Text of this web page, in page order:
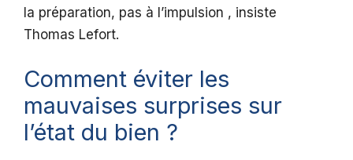
la préparation, pas à l’impulsion , insiste
Thomas Lefort.
Comment éviter les
mauvaises surprises sur
l’état du bien ?